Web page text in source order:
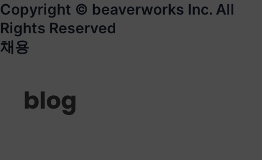
Copyright © beaverworks Inc. All
Rights Reserved
채용